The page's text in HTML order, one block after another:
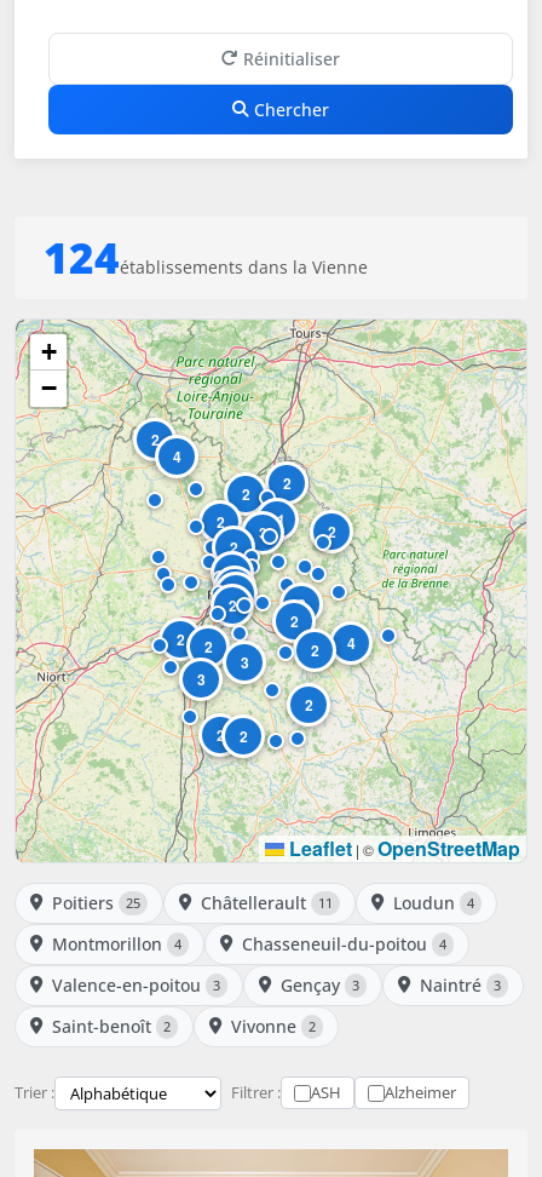
Réinitialiser
Chercher
124établissements dans la Vienne
25
11
4
2 4
2
2
2
2
2
2
2
3
2
2
3
2
2
2
3
2
4
2
2
+
−
Leaflet | ©OpenStreetMap
Poitiers 25 Châtellerault 11 Loudun 4
Montmorillon 4 Chasseneuil-du-poitou 4
Valence-en-poitou 3 Gençay 3 Naintré 3
Saint-benoît 2 Vivonne 2
Trier : Filtrer : ASH Alzheimer